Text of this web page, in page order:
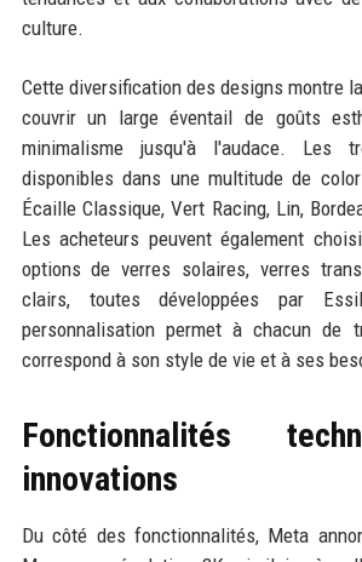
culture.
Cette diversification des designs montre
couvrir un large éventail de goûts
minimalisme jusqu'à l'audace. Les
disponibles dans une multitude de
Écaille Classique, Vert Racing, Lin,
Les acheteurs peuvent également
options de verres solaires, verres
clairs, toutes développées par
personnalisation permet à chacun de
correspond à son style de vie et à ses
Fonctionnalités
innovations
Du côté des fonctionnalités, Meta